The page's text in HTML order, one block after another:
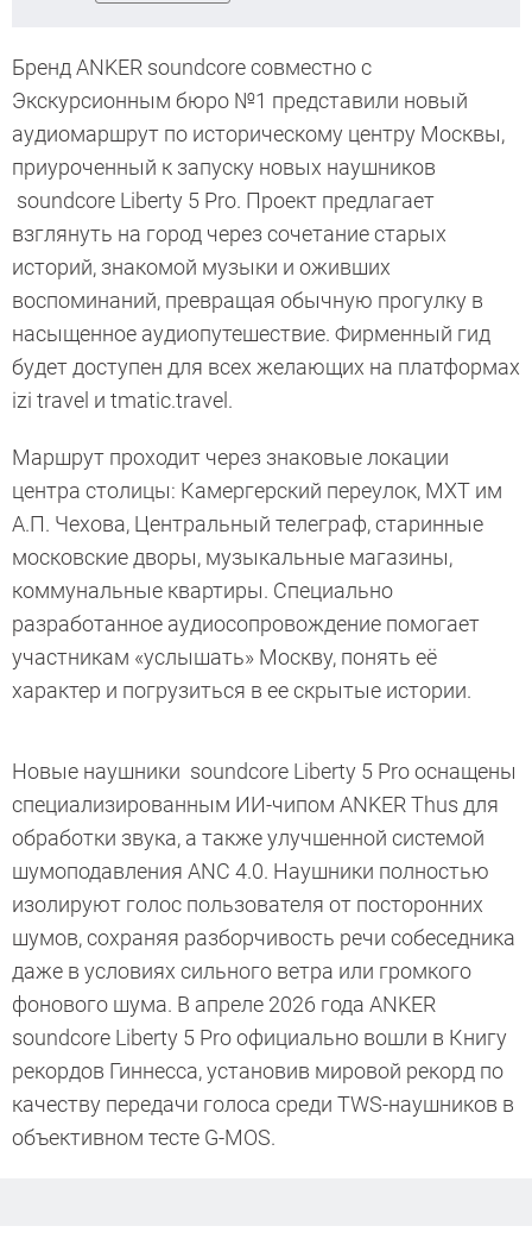
Бренд ANKER soundcore совместно с
Экскурсионным бюро №1 представили новый
аудиомаршрут по историческому центру Москвы,
приуроченный к запуску новых наушников
soundcore Liberty 5 Pro. Проект предлагает
взглянуть на город через сочетание старых
историй, знакомой музыки и оживших
воспоминаний, превращая обычную прогулку в
насыщенное аудиопутешествие. Фирменный гид
будет доступен для всех желающих на платформах
izi travel и tmatic.travel.
Маршрут проходит через знаковые локации
центра столицы: Камергерский переулок, МХТ им
А.П. Чехова, Центральный телеграф, старинные
московские дворы, музыкальные магазины,
коммунальные квартиры. Специально
разработанное аудиосопровождение помогает
участникам «услышать» Москву, понять её
характер и погрузиться в ее скрытые истории.
Новые наушники soundcore Liberty 5 Pro оснащены
специализированным ИИ-чипом ANKER Thus для
обработки звука, а также улучшенной системой
шумоподавления ANC 4.0. Наушники полностью
изолируют голос пользователя от посторонних
шумов, сохраняя разборчивость речи собеседника
даже в условиях сильного ветра или громкого
фонового шума. В апреле 2026 года ANKER
soundcore Liberty 5 Pro официально вошли в Книгу
рекордов Гиннесса, установив мировой рекорд по
качеству передачи голоса среди TWS-наушников в
объективном тесте G-MOS.